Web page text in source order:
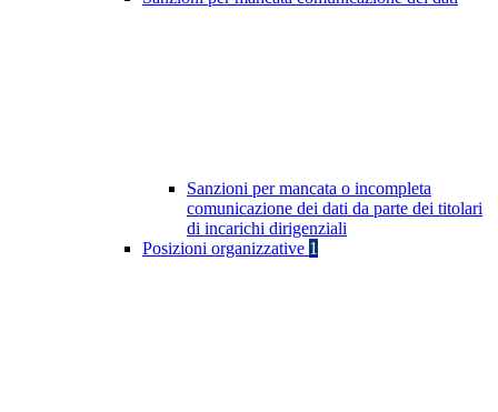
Sanzioni per mancata o incompleta
comunicazione dei dati da parte dei titolari
di incarichi dirigenziali
Posizioni organizzative 1